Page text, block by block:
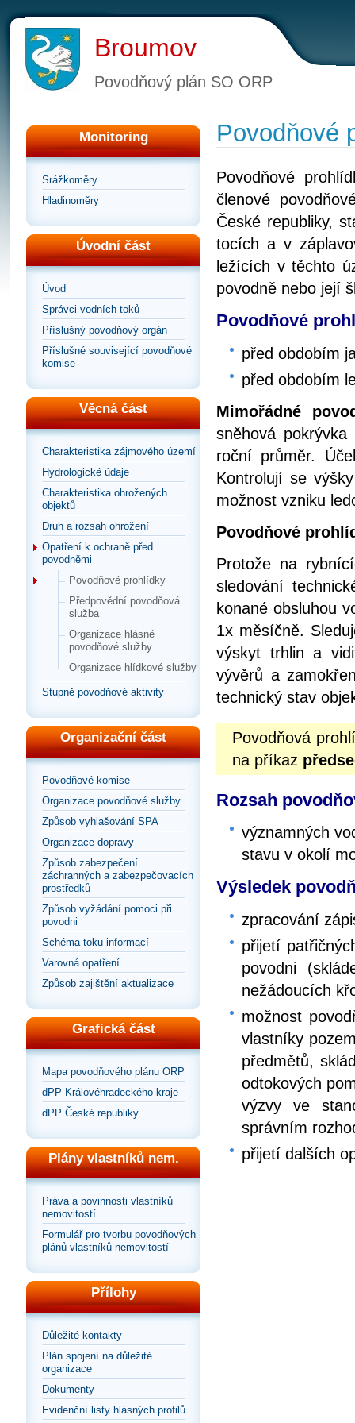
Broumov
Povodňový plán SO ORP
Monitoring
Srážkoměry
Hladinoměry
Úvodní část
Úvod
Správci vodních toků
Příslušný povodňový orgán
Příslušné související povodňové
komise
Věcná část
Charakteristika zájmového území
Hydrologické údaje
Charakteristika ohrožených
objektů
Druh a rozsah ohrožení
Opatření k ochraně před
povodněmi
Povodňové prohlídky
Předpovědní povodňová
služba
Organizace hlásné
povodňové služby
Organizace hlídkové služby
Stupně povodňové aktivity
Organizační část
Povodňové komise
Organizace povodňové služby
Způsob vyhlašování SPA
Organizace dopravy
Způsob zabezpečení
záchranných a zabezpečovacích
prostředků
Způsob vyžádání pomoci při
povodni
Schéma toku informací
Varovná opatření
Způsob zajištění aktualizace
Grafická část
Mapa povodňového plánu ORP
dPP Královéhradeckého kraje
dPP České republiky
Plány vlastníků nem.
Práva a povinnosti vlastníků
nemovitostí
Formulář pro tvorbu povodňových
plánů vlastníků nemovitostí
Přílohy
Důležité kontakty
Plán spojení na důležité
organizace
Dokumenty
Evidenční listy hlásných profilů
Povodňové
Povodňové
členové
České republiky,
tocích a v
ležících v těchto
povodně nebo její
Povodňové
před obdobím
před obdobím
Mimořádné
sněhová
roční průměr.
Kontrolují se
možnost vzniku
Povodňové
Protože na
sledování
konané obsluhou
1x měsíčně.
výskyt trhlin a
vývěrů a
technický stav
Povodňová
na příkaz
Rozsah
významných
stavu v okolí
Výsledek
zpracování
přijetí
povodni
nežádoucích
možnost
vlastníky
předmětů,
odtokových
výzvy ve
správním
přijetí dalších